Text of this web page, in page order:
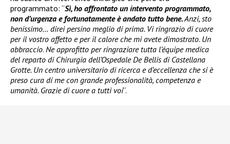
programmato: “Sì, ho affrontato un intervento programmato,
non d’urgenza e fortunatamente è andato tutto bene.Anzi, sto
benissimo… direi persino meglio di prima. Vi ringrazio di cuore
per il vostro affetto e per il calore che mi avete dimostrato. Un
abbraccio. Ne approfitto per ringraziare tutta l’équipe medica
del reparto di Chirurgia dell’Ospedale De Bellis di Castellana
Grotte. Un centro universitario di ricerca e d’eccellenza che si è
preso cura di me con grande professionalità, competenza e
umanità. Grazie di cuore a tutti voi“.